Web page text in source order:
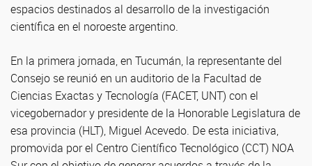
espacios destinados al desarrollo de la investigación
científica en el noroeste argentino.
En la primera jornada, en Tucumán, la representante del
Consejo se reunió en un auditorio de la Facultad de
Ciencias Exactas y Tecnología (FACET, UNT) con el
vicegobernador y presidente de la Honorable Legislatura de
esa provincia (HLT), Miguel Acevedo. De esta iniciativa,
promovida por el Centro Científico Tecnológico (CCT) NOA